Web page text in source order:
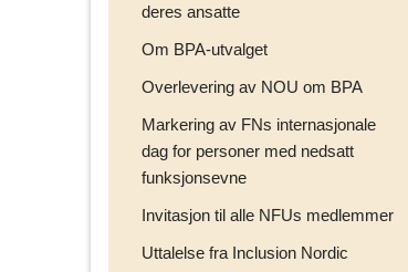
deres ansatte
Om BPA-utvalget
Overlevering av NOU om BPA
Markering av FNs internasjonale
dag for personer med nedsatt
funksjonsevne
Invitasjon til alle NFUs medlemmer
Uttalelse fra Inclusion Nordic